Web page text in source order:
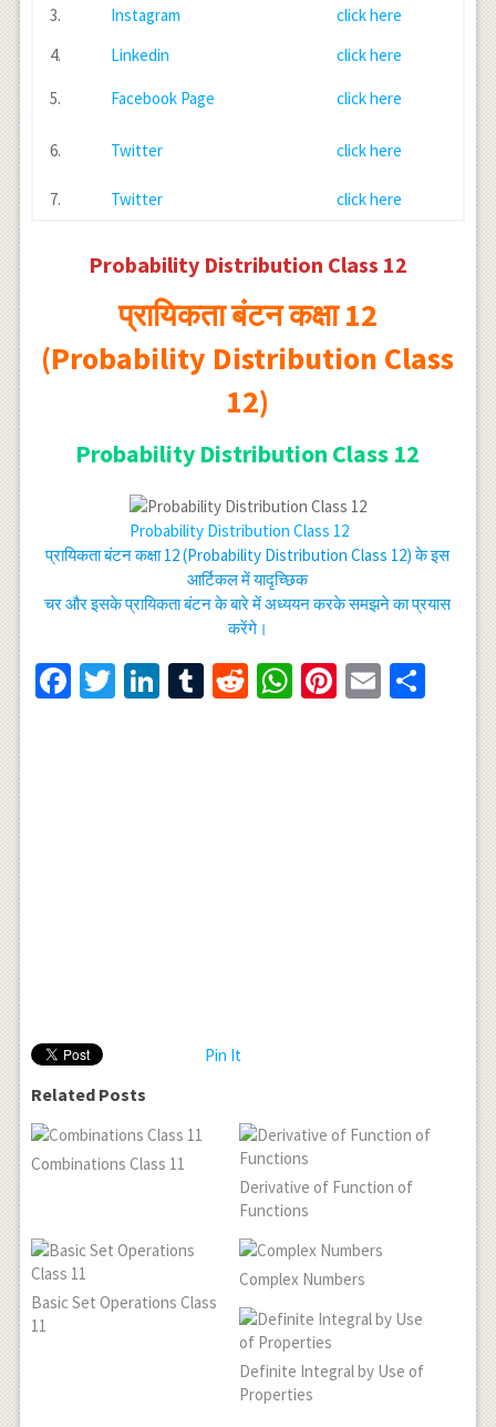
3. Instagram
click here
4.
Linkedin click here
5. Facebook Page click here
6. Twitter click here
7. Twitter click here
Probability Distribution Class 12
प्रायिकता बंटन कक्षा 12
(Probability Distribution Class
12)
Probability Distribution Class 12
Probability Distribution Class 12
प्रायिकता बंटन कक्षा 12 (Probability Distribution Class 12) के इस
आर्टिकल में यादृच्छिक
चर और इसके प्रायिकता बंटन के बारे में अध्ययन करके समझने का प्रयास
करेंगे।
Facebook
Twitter
LinkedIn
Tumblr
RedditWhatsApp
Pinterest
Email
Pin It
Related Posts
Combinations Class 11
Derivative of Function of
Functions
Basic Set Operations Class
11
Complex Numbers
Definite Integral by Use of
Properties